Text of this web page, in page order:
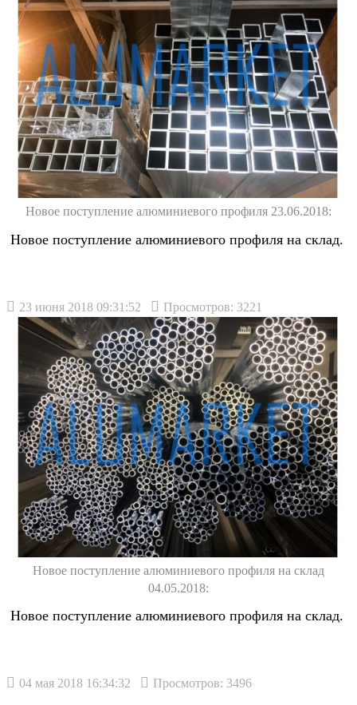
Новое поступление алюминиевого профиля 23.06.2018:
Новое поступление алюминиевого профиля на склад.
23 июня 2018 09:31:52 Просмотров: 3221
Новое поступление алюминиевого профиля на склад
04.05.2018:
Новое поступление алюминиевого профиля на склад.
04 мая 2018 16:34:32 Просмотров: 3496